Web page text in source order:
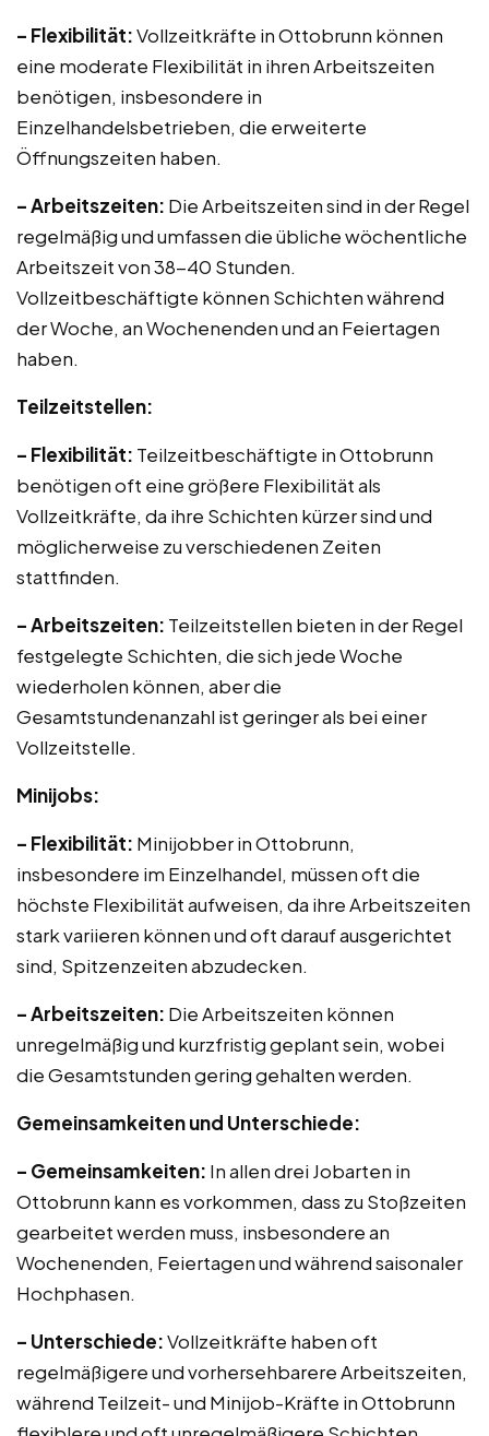
– Flexibilität:Vollzeitkräfte in Ottobrunn können
eine moderate Flexibilität in ihren Arbeitszeiten
benötigen, insbesondere in
Einzelhandelsbetrieben, die erweiterte
Öffnungszeiten haben.
– Arbeitszeiten: Die Arbeitszeiten sind in der Regel
regelmäßig und umfassen die übliche wöchentliche
Arbeitszeit von 38-40 Stunden.
Vollzeitbeschäftigte können Schichten während
der Woche, an Wochenenden und an Feiertagen
haben.
Teilzeitstellen:
– Flexibilität: Teilzeitbeschäftigte in Ottobrunn
benötigen oft eine größere Flexibilität als
Vollzeitkräfte, da ihre Schichten kürzer sind und
möglicherweise zu verschiedenen Zeiten
stattfinden.
– Arbeitszeiten: Teilzeitstellen bieten in der Regel
festgelegte Schichten, die sich jede Woche
wiederholen können, aber die
Gesamtstundenanzahl ist geringer als bei einer
Vollzeitstelle.
Minijobs:
– Flexibilität: Minijobber in Ottobrunn,
insbesondere im Einzelhandel, müssen oft die
höchste Flexibilität aufweisen, da ihre Arbeitszeiten
stark variieren können und oft darauf ausgerichtet
sind, Spitzenzeiten abzudecken.
– Arbeitszeiten: Die Arbeitszeiten können
unregelmäßig und kurzfristig geplant sein, wobei
die Gesamtstunden gering gehalten werden.
Gemeinsamkeiten und Unterschiede:
– Gemeinsamkeiten: In allen drei Jobarten in
Ottobrunn kann es vorkommen, dass zu Stoßzeiten
gearbeitet werden muss, insbesondere an
Wochenenden, Feiertagen und während saisonaler
Hochphasen.
– Unterschiede:Vollzeitkräfte haben oft
regelmäßigere und vorhersehbarere Arbeitszeiten,
während Teilzeit- und Minijob-Kräfte in Ottobrunn